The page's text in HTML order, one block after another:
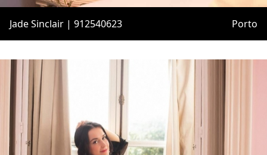
Jade Sinclair | 912540623 Porto